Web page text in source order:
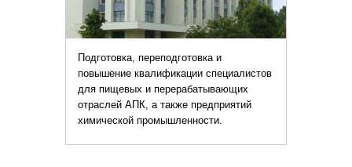
Подготовка, переподготовка и
повышение квалификации специалистов
для пищевых и перерабатывающих
отраслей АПК, а также предприятий
химической промышленности.